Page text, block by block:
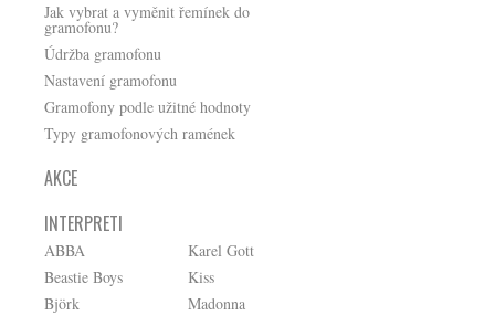
Jak vybrat a vyměnit řemínek do
gramofonu?
Údržba gramofonu
Nastavení gramofonu
Gramofony podle užitné hodnoty
Typy gramofonových ramének
AKCE
INTERPRETI
ABBA
Beastie Boys
Björk
Karel Gott
Kiss
Madonna